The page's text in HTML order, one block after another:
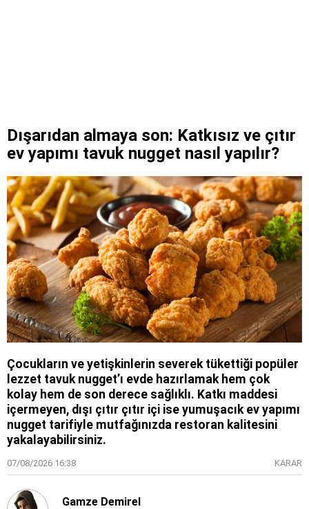
Dışarıdan almaya son: Katkısız ve çıtır
ev yapımı tavuk nugget nasıl yapılır?
Çocukların ve yetişkinlerin severek tükettiği popüler
lezzet tavuk nugget’ı evde hazırlamak hem çok
kolay hem de son derece sağlıklı. Katkı maddesi
içermeyen, dışı çıtır çıtır içi ise yumuşacık ev yapımı
nugget tarifiyle mutfağınızda restoran kalitesini
yakalayabilirsiniz.
07/08/2026 16:38 KARAR
Gamze Demirel